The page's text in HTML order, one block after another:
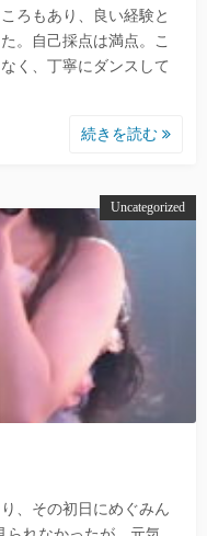
ろもあり、良い経験と
。自己採点は満点。こ
く、丁寧にダンスして
続きを読む
Uncategorized
、その初日にめぐみん